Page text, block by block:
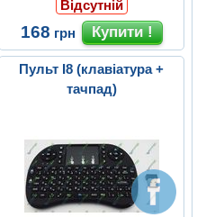
Відсутній
168 грн
Пульт I8 (клавіатура +
тачпад)